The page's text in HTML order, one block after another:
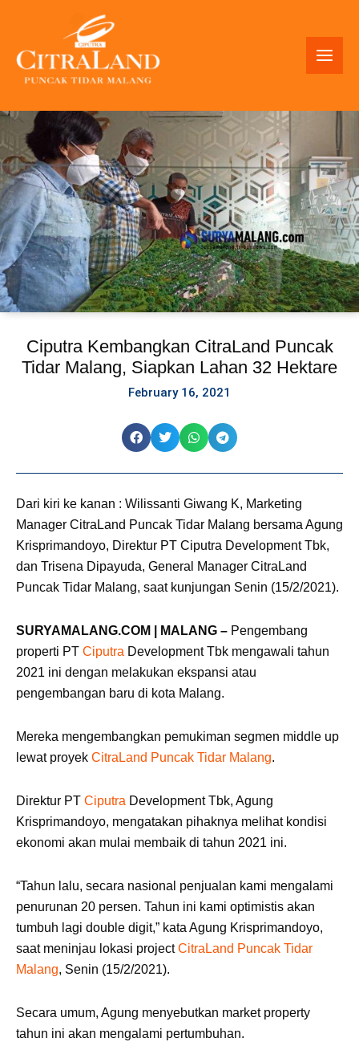
content
Ciputra Kembangkan CitraLand Puncak
Tidar Malang, Siapkan Lahan 32 Hektare
February 16, 2021
Dari kiri ke kanan : Wilissanti Giwang K, Marketing
Manager CitraLand Puncak Tidar Malang bersama Agung
Krisprimandoyo, Direktur PT Ciputra Development Tbk,
dan Trisena Dipayuda, General Manager CitraLand
Puncak Tidar Malang, saat kunjungan Senin (15/2/2021).
SURYAMALA NG.COM | MALANG – Pengembang
properti PT Ciputra Development Tbk mengawali tahun
2021 ini dengan melakukan ekspansi atau
pengembangan baru di kota Malang.
Mereka mengembangkan pemukiman segmen middle up
lewat proyek CitraLand Puncak Tidar Malang.
Direktur PT Ciputra Development Tbk, Agung
Krisprimandoyo, mengatakan pihaknya melihat kondisi
ekonomi akan mulai membaik di tahun 2021 ini.
“Tahun lalu, secara nasional penjualan kami mengalami
penurunan 20 persen. Tahun ini kami optimistis akan
tumbuh lagi double digit,” kata Agung Krisprimandoyo,
saat meninjau lokasi projectCitraLand Puncak Tidar
Malang, Senin (15/2/2021).
Secara umum, Agung menyebutkan market property
tahun ini akan mengalami pertumbuhan.